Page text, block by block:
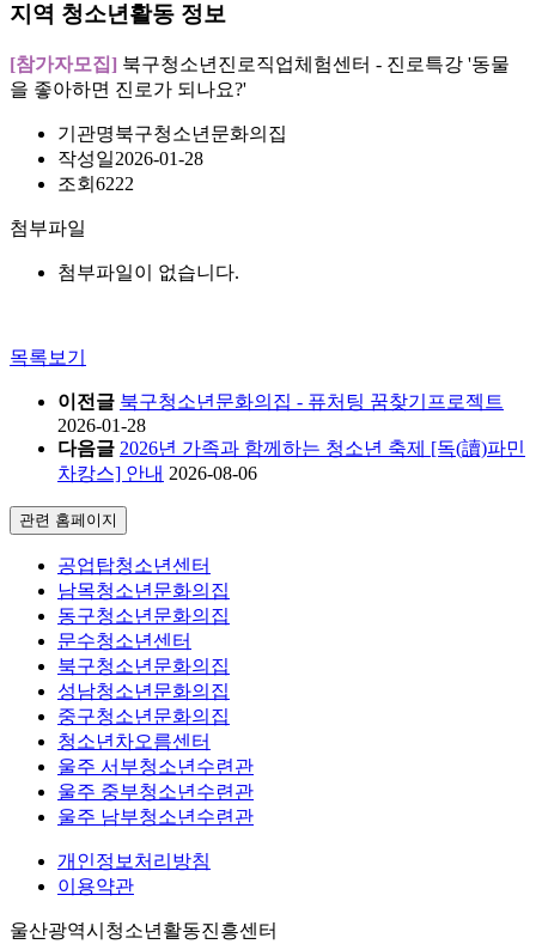
지역 청소년활동 정보
[참가자모집] 북구청소년진로직업체험센터 - 진로특강 '동물
을 좋아하면 진로가 되나요?'
기관명북구청소년문화의집
작성일2026-01-28
조회 6222
첨부파일
첨부파일이 없습니다.
목록보기
이전글 북구청소년문화의집 - 퓨처팅 꿈찾기프로젝트
2026-01-28
다음글 2026년 가족과 함께하는 청소년 축제 [독(讀)파민
차캉스] 안내 2026-08-06
관련 홈페이지
공업탑청소년센터
남목청소년문화의집
동구청소년문화의집
문수청소년센터
북구청소년문화의집
성남청소년문화의집
중구청소년문화의집
청소년차오름센터
울주 서부청소년수련관
울주 중부청소년수련관
울주 남부청소년수련관
개인정보처리방침
이용약관
울산광역시청소년활동진흥센터